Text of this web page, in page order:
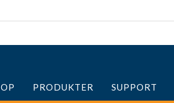
PRODUKTER SUPPORT